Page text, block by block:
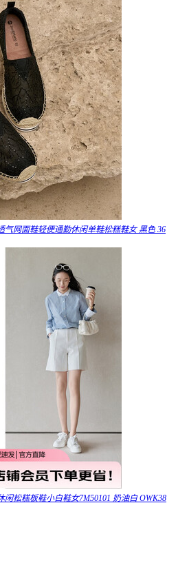
气网面鞋轻便通勤休闲单鞋松糕鞋女 黑色 36
松糕板鞋小白鞋女7M50101 奶油白 OWK38